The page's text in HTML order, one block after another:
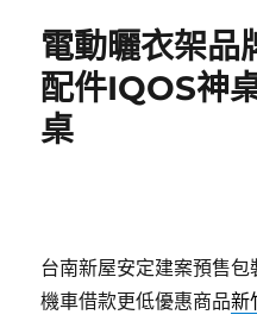
電動曬衣架品
配件IQOS神
桌
台南新屋安定建案預售包
機車借款更低優惠商品新